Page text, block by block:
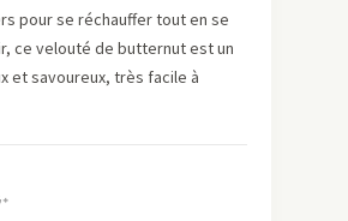
pour se réchauffer tout en se
ce velouté de butternut est un
et savoureux, très facile à